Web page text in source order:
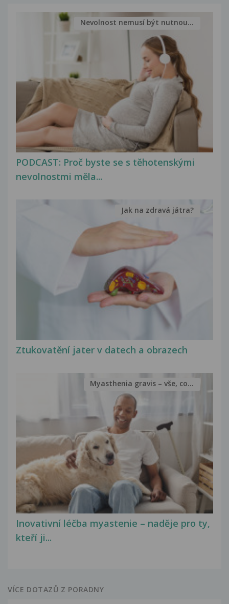
PODCAST: Proč byste se s těhotenskými
nevolnostmi měla...
Nevolnost nemusí být nutnou...
Ztukovatění jater v datech a obrazech
Jak na zdravá játra?
Inovativní léčba myastenie – naděje pro ty,
kteří ji...
Myasthenia gravis – vše, co...
VÍCE DOTAZŮ Z PORADNY